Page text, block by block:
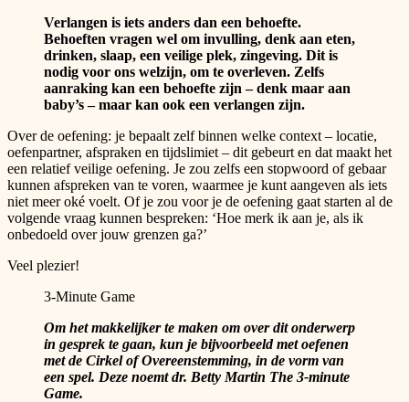
Verlangen is iets anders dan een behoefte.
Behoeften vragen wel om invulling, denk aan eten,
drinken, slaap, een veilige plek, zingeving. Dit is
nodig voor ons welzijn, om te overleven. Zelfs
aanraking kan een behoefte zijn – denk maar aan
baby’s – maar kan ook een verlangen zijn.
Over de oefening: je bepaalt zelf binnen welke context – locatie,
oefenpartner, afspraken en tijdslimiet – dit gebeurt en dat maakt het
een relatief veilige oefening. Je zou zelfs een stopwoord of gebaar
kunnen afspreken van te voren, waarmee je kunt aangeven als iets
niet meer oké voelt. Of je zou voor je de oefening gaat starten al de
volgende vraag kunnen bespreken: ‘Hoe merk ik aan je, als ik
onbedoeld over jouw grenzen ga?’
Veel plezier!
3-Minute Game
Om het makkelijker te maken om over dit onderwerp
in gesprek te gaan, kun je bijvoorbeeld met oefenen
met de Cirkel of Overeenstemming, in de vorm van
een spel. Deze noemt dr. Betty Martin The 3-minute
Game.